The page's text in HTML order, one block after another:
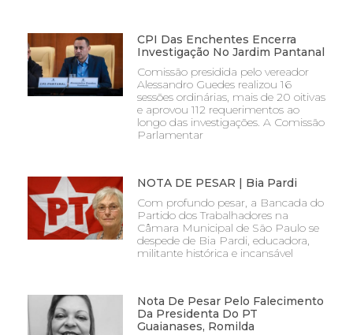
CPI Das Enchentes Encerra
Investigação No Jardim Pantanal
Comissão presidida pelo vereador
Alessandro Guedes realizou 16
sessões ordinárias, mais de 20 oitivas
e aprovou 112 requerimentos ao
longo das investigações. A Comissão
Parlamentar
NOTA DE PESAR | Bia Pardi
Com profundo pesar, a Bancada do
Partido dos Trabalhadores na
Câmara Municipal de São Paulo se
despede de Bia Pardi, educadora,
militante histórica e incansável
Nota De Pesar Pelo Falecimento
Da Presidenta Do PT
Guaianases, Romilda